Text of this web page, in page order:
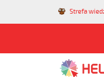
Strefa